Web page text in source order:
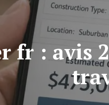
fr : avis